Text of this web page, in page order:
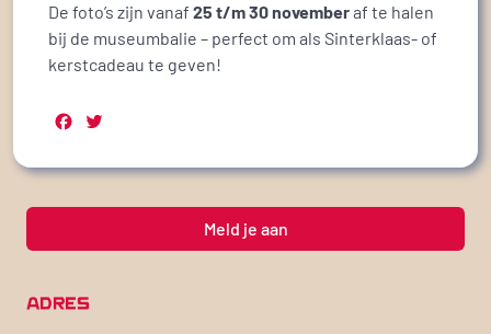
De foto’s zijn vanaf 25 t/m 30 novemberaf te halen
bij de museumbalie – perfect om als Sinterklaas- of
kerstcadeau te geven!
Facebook
Meld je aan
ADRES